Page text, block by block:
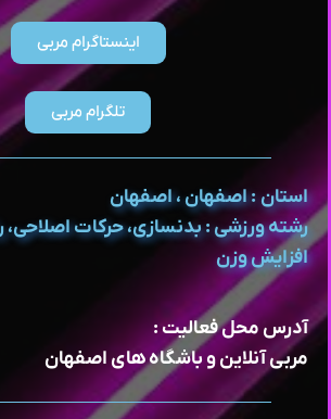
اینستاگرام مربی
تلگرام مربی
استان : اصفهان ، اصفهان
رشته ورزشی : بدنسازی، حرکات اصلاحی،
افزایش وزن
آدرس محل فعالیت :
مربی آنلاین و باشگاه های اصفهان